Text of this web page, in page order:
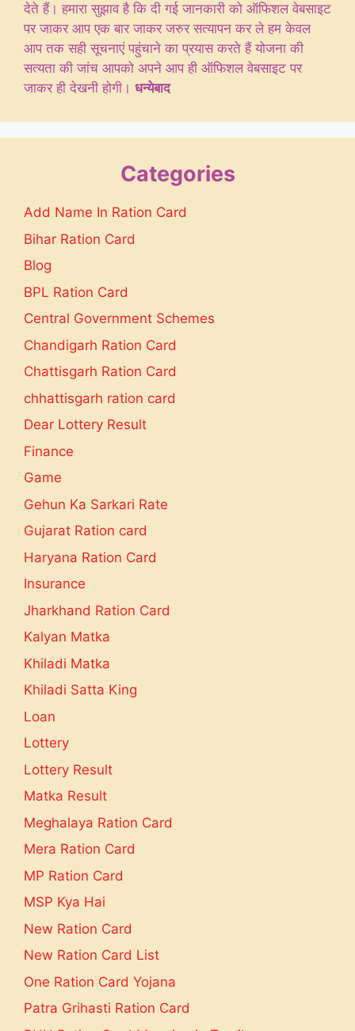
देते हैं। हमारा सुझाव है कि दी गई जानकारी को ऑफिशल वेबसाइट
पर जाकर आप एक बार जाकर जरुर सत्यापन कर ले हम केवल
आप तक सही सूचनाएं पहुंचाने का प्रयास करते हैं योजना की
सत्यता की जांच आपको अपने आप ही ऑफिशल वेबसाइट पर
जाकर ही देखनी होगी। धन्येबाद
Categories
Add Name In Ration Card
Bihar Ration Card
Blog
BPL Ration Card
Central Government Schemes
Chandigarh Ration Card
Chattisgarh Ration Card
chhattisgarh ration card
Dear Lottery Result
Finance
Game
Gehun Ka Sarkari Rate
Gujarat Ration card
Haryana Ration Card
Insurance
Jharkhand Ration Card
Kalyan Matka
Khiladi Matka
Khiladi Satta King
Loan
Lottery
Lottery Result
Matka Result
Meghalaya Ration Card
Mera Ration Card
MP Ration Card
MSP Kya Hai
New Ration Card
New Ration Card List
One Ration Card Yojana
Patra Grihasti Ration Card